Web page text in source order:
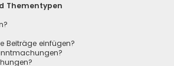
Thementypen
Beiträge einfügen?